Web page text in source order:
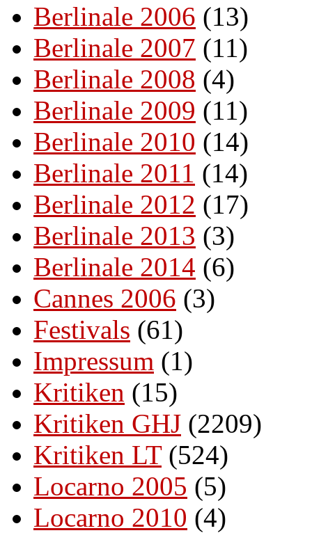
Berlinale 2006 (13)
Berlinale 2007 (11)
Berlinale 2008 (4)
Berlinale 2009 (11)
Berlinale 2010 (14)
Berlinale 2011 (14)
Berlinale 2012 (17)
Berlinale 2013 (3)
Berlinale 2014 (6)
Cannes 2006 (3)
Festivals (61)
Impressum (1)
Kritiken (15)
Kritiken GHJ (2209)
Kritiken LT(524)
Locarno 2005 (5)
Locarno 2010 (4)